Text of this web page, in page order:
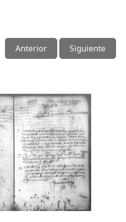
Anterior Siguiente